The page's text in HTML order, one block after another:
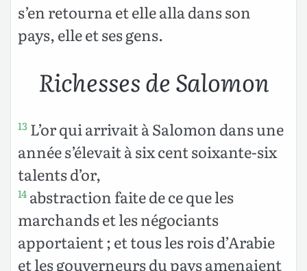
s’en retourna et elle alla dans son
pays, elle et ses gens.
Richesses de Salomon
13 L’or qui arrivait à Salomon dans une
année s’élevait à six cent soixante-six
talents d’or,
14 abstraction faite de ce que les
marchands et les négociants
apportaient ; et tous les rois d’Arabie
et les gouverneurs du pays amenaient